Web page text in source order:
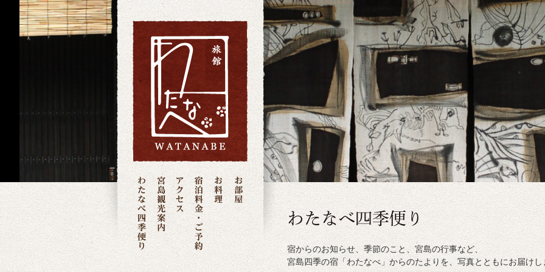
宿からのお知らせ、季節のこと、宮島の行事など、
宮島四季の宿「わたなべ」からのたよりを、写真とともにお届けし